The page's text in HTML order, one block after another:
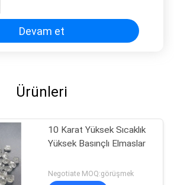
Devam et
Ürünleri
10 Karat Yüksek Sıcaklık
Yüksek Basınçlı Elmaslar
Negotiate MOQ:görüşmek